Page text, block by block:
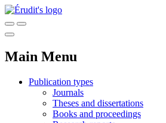
Main Menu
Publication types
Journals
Theses and dissertations
Books and proceedings